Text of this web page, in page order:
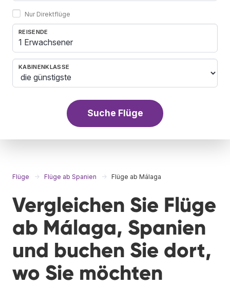
Nur Direktflüge
REISENDE
1 Erwachsener
KABINENKLASSE
Suche Flüge
Flüge Flüge ab Spanien Flüge ab Málaga
Vergleichen Sie Flüge
ab Málaga, Spanien
und buchen Sie dort,
wo Sie möchten